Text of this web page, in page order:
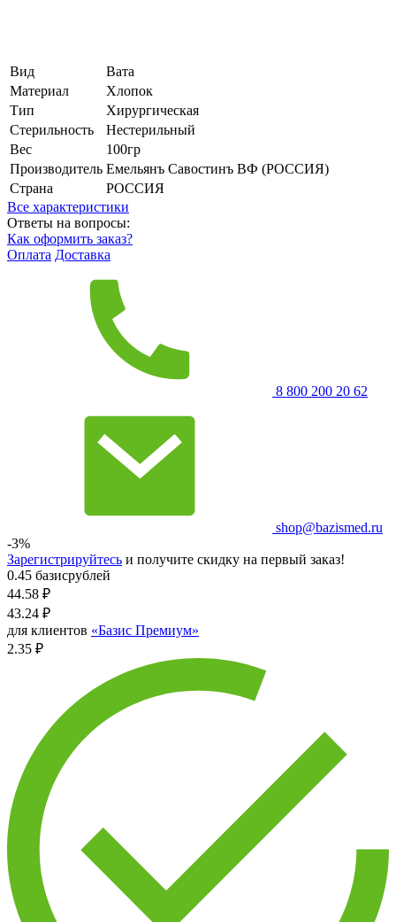
Вид
Вата
Материал
Хлопок
Тип
Хирургическая
Стерильность
Нестерильный
Вес
100гр
Производитель Емельянъ Савостинъ ВФ (РОССИЯ)
Страна
РОССИЯ
Все характеристики
Ответы на вопросы:
Как оформить заказ?
Оплата Доставка
8 800 200 20 62
shop@bazismed.ru
-3%
Зарегистрируйтесь и получите скидку на первый заказ!
0.45 базисрублей
44.58 ₽
43.24 ₽
для клиентов «Базис Премиум»
2.35 ₽